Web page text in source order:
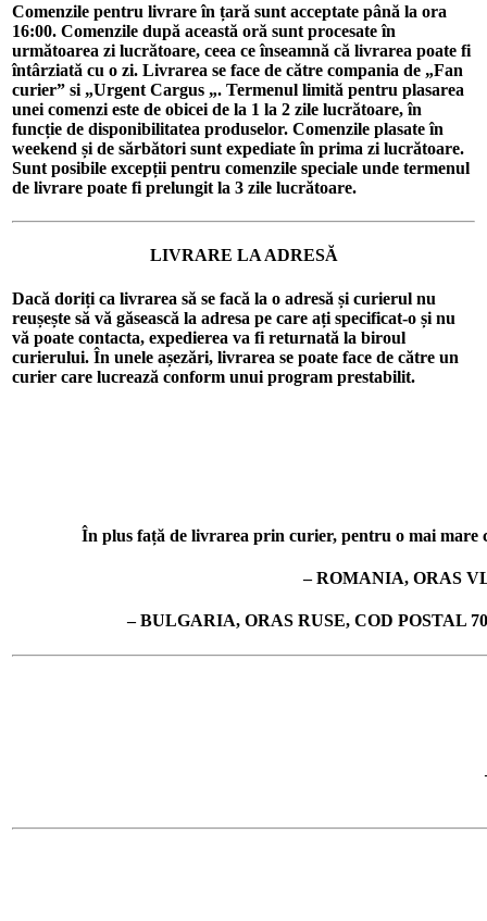
Comenzile pentru livrare în țară sunt acceptate până la ora
16:00. Comenzile după această oră sunt procesate în
următoarea zi lucrătoare, ceea ce înseamnă că livrarea poate fi
întârziată cu o zi. Livrarea se face de către compania de „Fan
curier” si „Urgent Cargus „. Termenul limită pentru plasarea
unei comenzi este de obicei de la 1 la 2 zile lucrătoare, în
funcție de disponibilitatea produselor. Comenzile plasate în
weekend și de sărbători sunt expediate în prima zi lucrătoare.
Sunt posibile excepții pentru comenzile speciale unde termenul
de livrare poate fi prelungit la 3 zile lucrătoare.
LIVRARE LA ADRESĂ
Dacă doriți ca livrarea să se facă la o adresă și curierul nu
reușește să vă găsească la adresa pe care ați specificat-o și nu
vă poate contacta, expedierea va fi returnată la biroul
curierului. În unele așezări, livrarea se poate face de către un
curier care lucrează conform unui program prestabilit.
În plus față de livrarea prin curier, pentru o mai mare
– ROMANIA, ORAS
– BULGARIA, ORAS RUSE, COD POSTAL